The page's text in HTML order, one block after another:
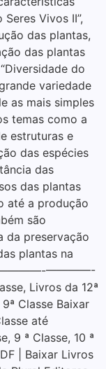
Vivos II”,
das plantas,
das plantas
do
variedade
as mais simples
temas como a
estruturas e
das espécies
das
das plantas
até a produção
são
da preservação
plantas na
————-————-
Livros da 12ª
Classe Baixar
até
9 ª Classe, 10 ª
| Baixar Livros